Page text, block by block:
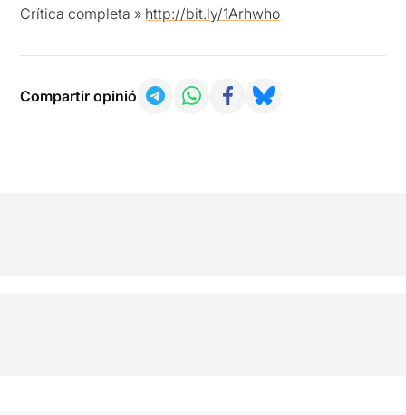
Crítica completa » http://bit.ly/1Arhwho
Compartir opinió